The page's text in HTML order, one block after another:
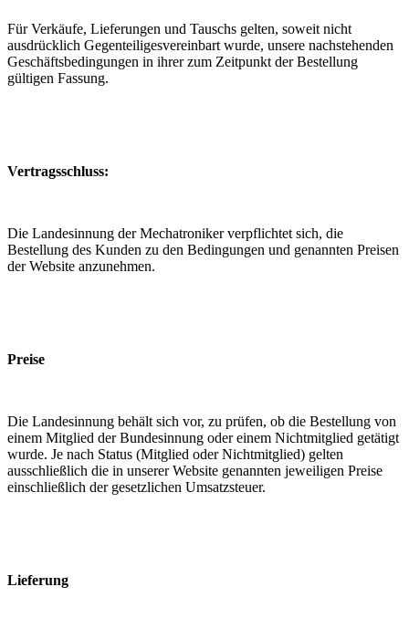
Für Verkäufe, Lieferungen und Tauschs gelten, soweit nicht
ausdrücklich Gegenteiligesvereinbart wurde, unsere nachstehenden
Geschäftsbedingungen in ihrer zum Zeitpunkt der Bestellung
gültigen Fassung.
Vertragsschluss:
Die Landesinnung der Mechatroniker verpflichtet sich, die
Bestellung des Kunden zu den Bedingungen und genannten Preisen
der Website anzunehmen.
Preise
Die Landesinnung behält sich vor, zu prüfen, ob die Bestellung von
einem Mitglied der Bundesinnung oder einem Nichtmitglied getätigt
wurde. Je nach Status (Mitglied oder Nichtmitglied) gelten
ausschließlich die in unserer Website genannten jeweiligen Preise
einschließlich der gesetzlichen Umsatzsteuer.
Lieferung